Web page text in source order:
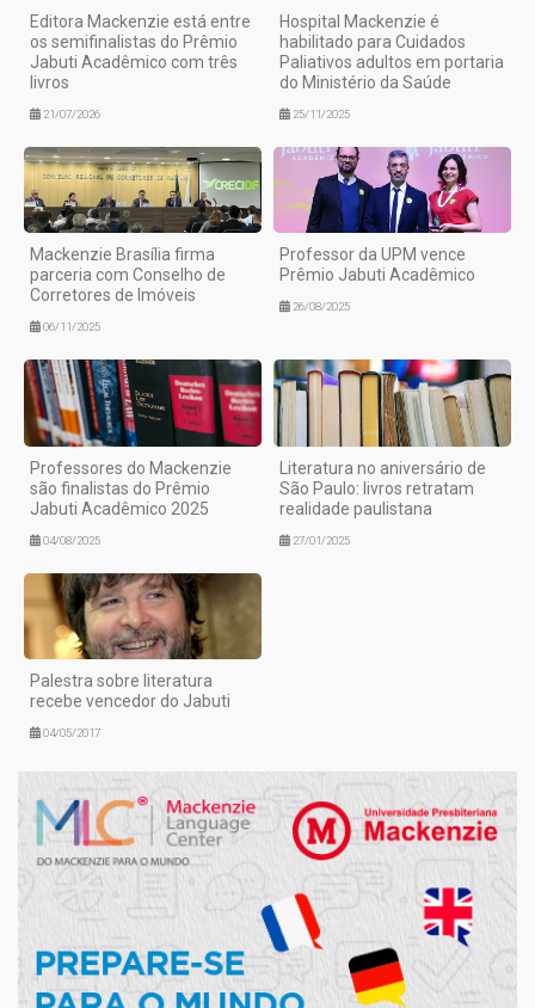
Editora Mackenzie está entre
os semifinalistas do Prêmio
Jabuti Acadêmico com três
livros
21/07/2026
Hospital Mackenzie é
habilitado para Cuidados
Paliativos adultos em portaria
do Ministério da Saúde
25/11/2025
Mackenzie Brasília firma
parceria com Conselho de
Corretores de Imóveis
06/11/2025
Professor da UPM vence
Prêmio Jabuti Acadêmico
26/08/2025
Professores do Mackenzie
são finalistas do Prêmio
Jabuti Acadêmico 2025
04/08/2025
Literatura no aniversário de
São Paulo: livros retratam
realidade paulistana
27/01/2025
Palestra sobre literatura
recebe vencedor do Jabuti
04/05/2017